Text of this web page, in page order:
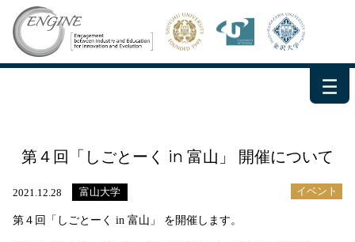
－
－
－
第４回「しごとーく in 富山」 開催について
2021.12.28 富山大学 イベント
第４回「しごとーく in 富山」 を開催します。